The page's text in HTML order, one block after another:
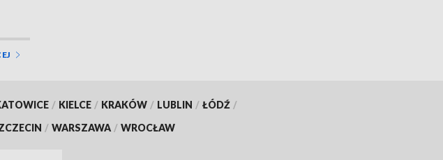
/ KIELCE / KRAKÓW / LUBLIN / ŁÓDŹ /
/ WARSZAWA / WROCŁAW